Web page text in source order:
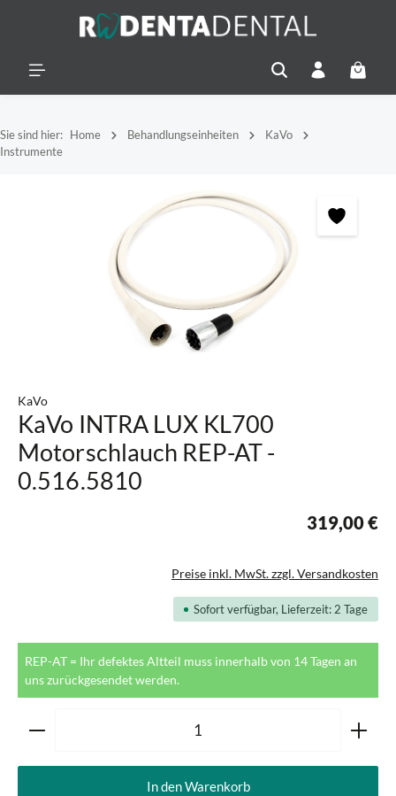
Sie sind hier: Home Behandlungseinheiten
KaVo
Instrumente
KaVo
KaVo INTRA LUX KL700
Motorschlauch REP-AT -
0.516.5810
319,00 €
Preise inkl. MwSt. zzgl. Versandkosten
Sofort verfügbar, Lieferzeit: 2 Tage
REP-AT = Ihr defektes Altteil muss innerhalb von 14 Tagen an
uns zurückgesendet werden.
Produkt Anzahl: Gib den gewünschten Wert ein oder
In den Warenkorb